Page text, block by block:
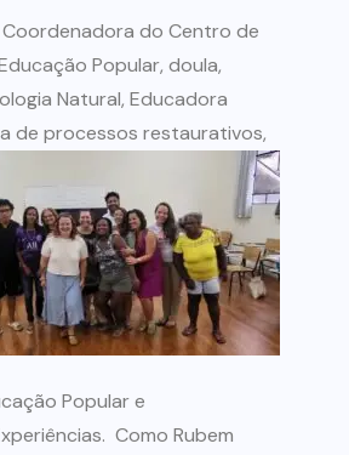
Coordenadora do Centro de
Popular, doula,
Natural, Educadora
de processos restaurativos,
Popular e
Como Rubem